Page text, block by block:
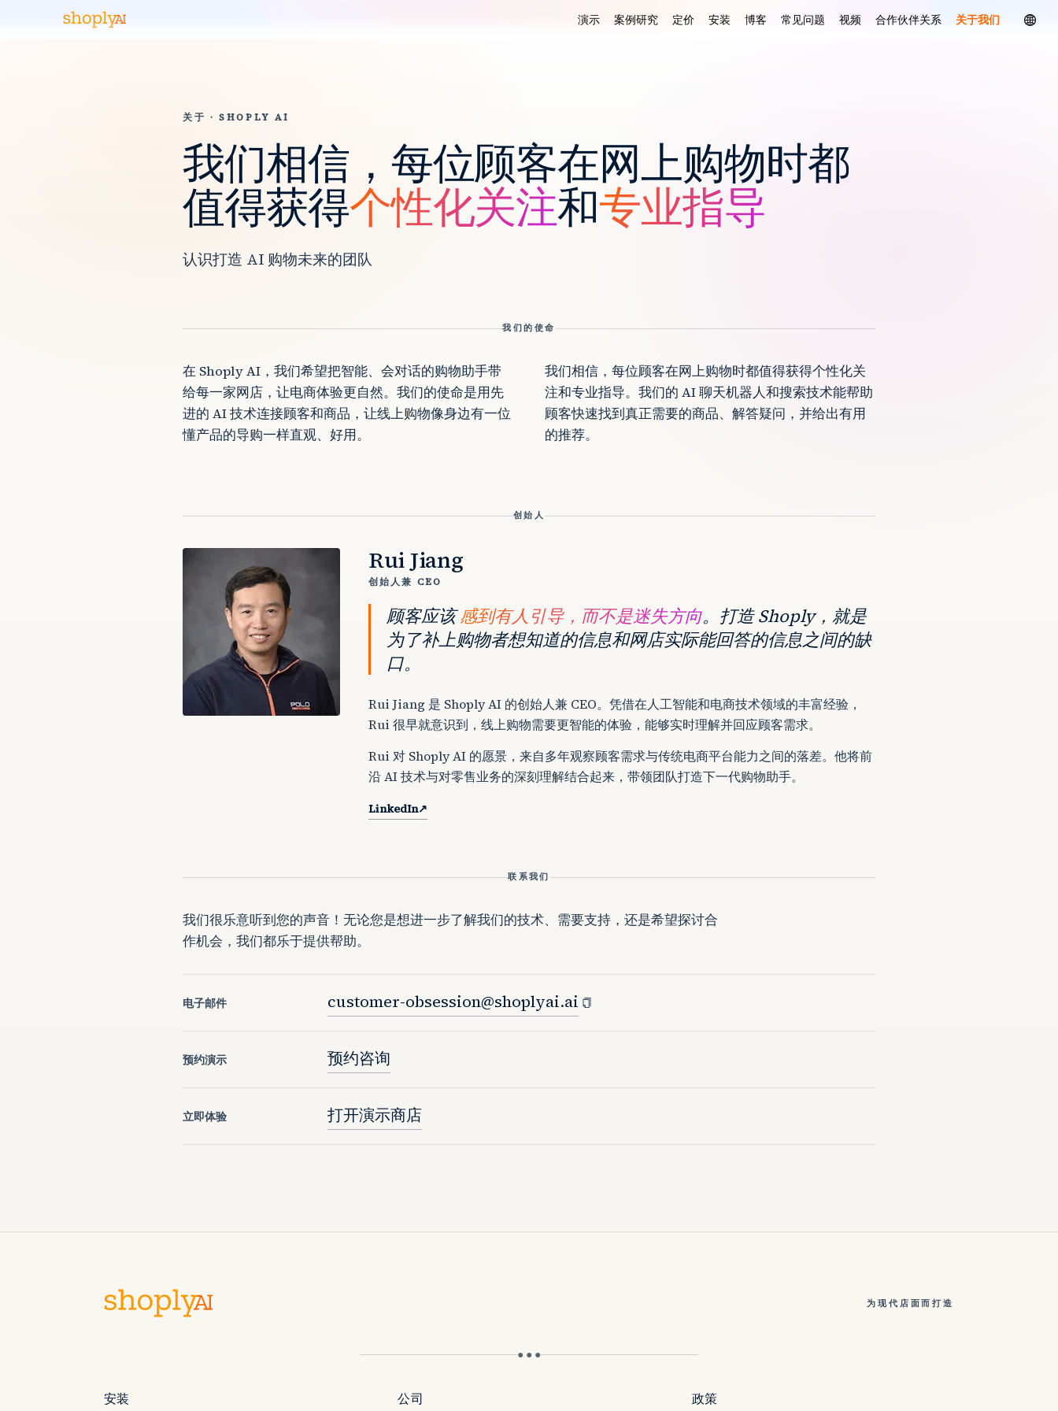
演示 案例研究 定价 安装 博客 常见问题 视频 合作伙伴关系 关于我们
关于 · SHOPLY AI
我们相信，每位顾客在网上购物时都
值得获得个性化关注和专业指导
认识打造 AI 购物未来的团队
我们的使命
在 Shoply AI，我们希望把智能、会对话的购物助手带
给每一家网店，让电商体验更自然。我们的使命是用先
进的 AI 技术连接顾客和商品，让线上购物像身边有一位
懂产品的导购一样直观、好用。
我们相信，每位顾客在网上购物时都值得获得个性化关
注和专业指导。我们的 AI 聊天机器人和搜索技术能帮助
顾客快速找到真正需要的商品、解答疑问，并给出有用
的推荐。
创始人
Rui Jiang
创始人兼 CEO
顾客应该 感到有人引导，而不是迷失方向。打造 Shoply，就是
为了补上购物者想知道的信息和网店实际能回答的信息之间的缺
口。
Rui Jiang 是 Shoply AI 的创始人兼 CEO。凭借在人工智能和电商技术领域的丰富经验，
Rui 很早就意识到，线上购物需要更智能的体验，能够实时理解并回应顾客需求。
Rui 对 Shoply AI 的愿景，来自多年观察顾客需求与传统电商平台能力之间的落差。他将前
沿 AI 技术与对零售业务的深刻理解结合起来，带领团队打造下一代购物助手。
LinkedIn↗
联系我们
我们很乐意听到您的声音！无论您是想进一步了解我们的技术、需要支持，还是希望探讨合
作机会，我们都乐于提供帮助。
电子邮件 customer-obsession@shoplyai.ai
预约演示 预约咨询
立即体验 打开演示商店
为现代店面而打造
● ● ●
安装 公司 政策